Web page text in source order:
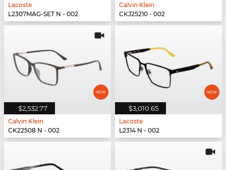
Lacoste
L2307MAG-SET N - 002
Calvin Klein
CKJ25210 - 002
$2,532.77
Calvin Klein
CK22508 N - 002
$3,010.65
Lacoste
L2314 N - 002